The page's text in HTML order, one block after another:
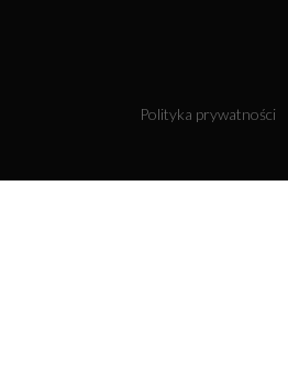
Polityka prywatności